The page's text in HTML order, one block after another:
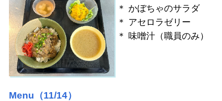
＊ かぼちゃのサラダ
＊ アセロラゼリー
＊ 味噌汁（職員のみ）
Menu（11/14）